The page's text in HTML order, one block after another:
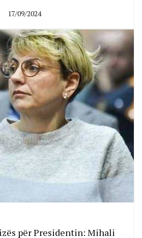
17/09/2024
për Presidentin: Mihali